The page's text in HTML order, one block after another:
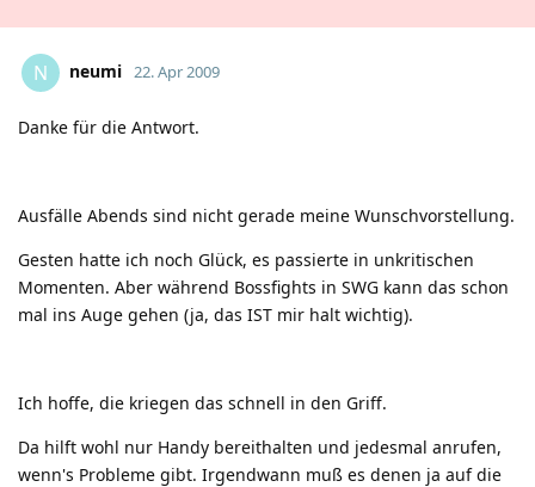
N neumi 22. Apr 2009
Danke für die Antwort.
Ausfälle Abends sind nicht gerade meine Wunschvorstellung.
Gesten hatte ich noch Glück, es passierte in unkritischen
Momenten. Aber während Bossfights in SWG kann das schon
mal ins Auge gehen (ja, das IST mir halt wichtig).
Ich hoffe, die kriegen das schnell in den Griff.
Da hilft wohl nur Handy bereithalten und jedesmal anrufen,
wenn's Probleme gibt. Irgendwann muß es denen ja auf die